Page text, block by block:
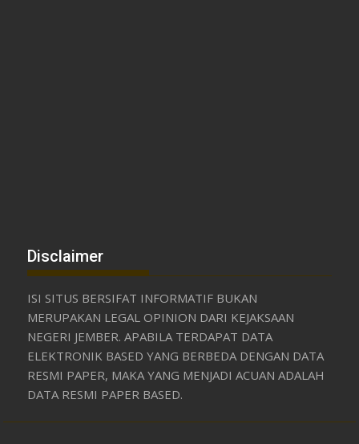
Disclaimer
ISI SITUS BERSIFAT INFORMATIF BUKAN
MERUPAKAN LEGAL OPINION DARI KEJAKSAAN
NEGERI JEMBER. APABILA TERDAPAT DATA
ELEKTRONIK BASED YANG BERBEDA DENGAN DATA
RESMI PAPER, MAKA YANG MENJADI ACUAN ADALAH
DATA RESMI PAPER BASED.